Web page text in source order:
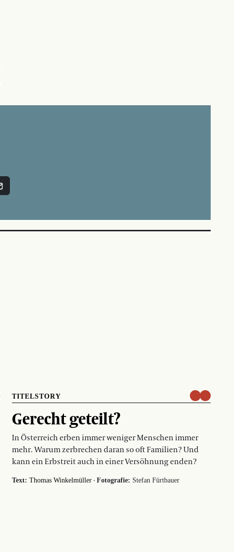
TITELSTORY
Gerecht geteilt?
In Österreich erben immer weniger Menschen immer
mehr. Warum zerbrechen daran so oft Familien? Und
kann ein Erbstreit auch in einer Versöhnung enden?
Text: Thomas Winkelmüller ·Fotografie: Stefan Fürtbauer